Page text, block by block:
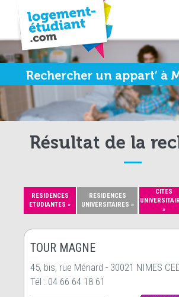
Rechercher un appart’ à
Résultat de la
RESIDENCES
ETUDIANTES »
RESIDENCES
UNIVERSITAIRES »
CITES
»
TOUR MAGNE
45, bis, rue Ménard - 30021 NIMES
Tél : 04 66 64 18 61